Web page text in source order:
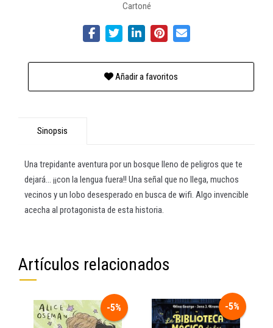
Cartoné
Añadir a favoritos
Sinopsis
Una trepidante aventura por un bosque lleno de peligros que te
dejará... ¡¡con la lengua fuera!! Una señal que no llega, muchos
vecinos y un lobo desesperado en busca de wifi. Algo invencible
acecha al protagonista de esta historia.
Artículos relacionados
-5% -5%